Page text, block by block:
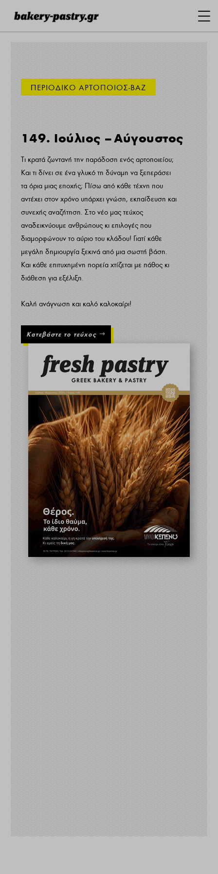
ΠΕΡΙΟΔΙΚΟ ΑΡΤΟΠΟΙΟΣ-ΒΑΖ
149. Ιούλιος – Αύγουστος
Τι κρατά ζωντανή την παράδοση ενός αρτοποιείου;
Και τι δίνει σε ένα γλυκό τη δύναμη να ξεπεράσει
τα όρια μιας εποχής; Πίσω από κάθε τέχνη που
αντέχει στον χρόνο υπάρχει γνώση, εκπαίδευση και
συνεχής αναζήτηση. Στο νέο μας τεύχος
αναδεικνύουμε ανθρώπους κι επιλογές που
διαμορφώνουν το αύριο του κλάδου! Γιατί κάθε
μεγάλη δημιουργία ξεκινά από μια σωστή βάση.
Και κάθε επιτυχημένη πορεία χτίζεται με πάθος κι
διάθεση για εξέλιξη.
Καλή ανάγνωση και καλό καλοκαίρι!
Κατεβάστε το τεύχος